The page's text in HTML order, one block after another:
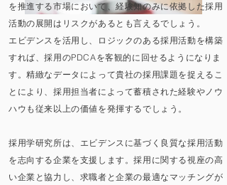
を推進する市場において、経験知のみに依拠した採用
活動の展開はリスクがあるとも言えるでしょう。
エビデンスを活用し、ロジックのある採用活動を構築
すれば、採用のPDCAを客観的に回せるようになりま
す。精緻なデータによって貴社の採用課題を捉えるこ
とにより、採用担当者によって蓄積された経験やノウ
ハウも従来以上の価値を発揮するでしょう。
採用学研究所は、エビデンスに基づく良質な採用活動
を志向する企業を支援します。採用に関する視座の高
い企業と協力し、求職者と企業の最適なマッチングが